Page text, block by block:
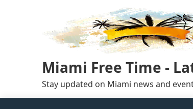
Miami Free Time -
Stay updated on Miami news and